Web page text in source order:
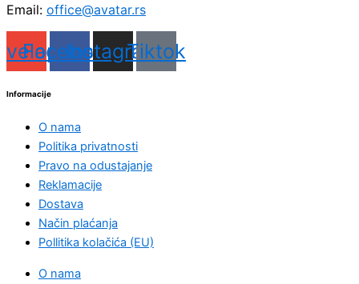
Email: office@avatar.rs
Facebook
Instagram
Tiktok
Informacije
O nama
Politika privatnosti
Pravo na odustajanje
Reklamacije
Dostava
Način plaćanja
Pollitika kolačića (EU)
O nama